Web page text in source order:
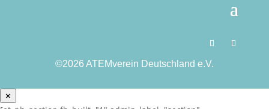
©2026 ATEMverein Deutschland e.V.
✕